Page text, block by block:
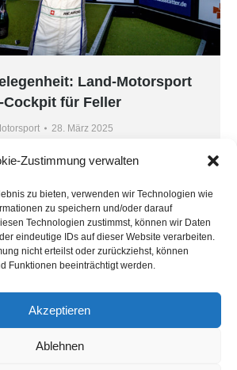
Zustimmung verwalten
zu bieten, verwenden wir Technologien wie
zu speichern und/oder darauf
Technologien zustimmst, können wir Daten
eindeutige IDs auf dieser Website verarbeiten.
nicht erteilst oder zurückziehst, können
Funktionen beeinträchtigt werden.
Akzeptieren
Ablehnen
Land-Motorsport
Cockpit für Feller
28. März 2025
Land-Motorsport eine ganz
wird zusammen mit seinem
GT Masters-Champion Ricardo
populärsten GT-Serien um
Einsatzfahrzeug für das
mit…